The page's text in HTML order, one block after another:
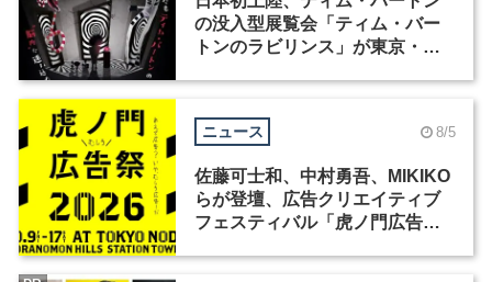
の没入型展覧会「ティム・バー
トンのラビリンス」が東京・豊
ニュース 8/5
佐藤可士和、中村勇吾、MIKIKO
らが登壇、広告クリエイティブ
フェスティバル「虎ノ門広告